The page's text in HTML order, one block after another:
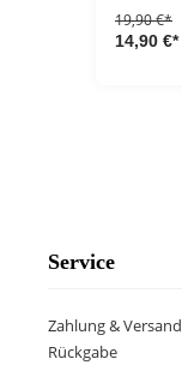
19,90 €*
14,90 €*
Service
Zahlung & Versand
Rückgabe